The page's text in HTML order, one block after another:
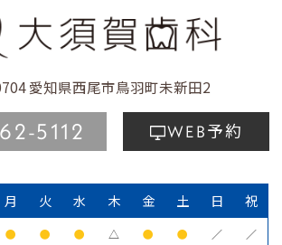
愛知県西尾市鳥羽町未新田2
5112 WEB予約
月 火 水 木 金 土 日
祝
● ● ● △ ● ● ／ ／